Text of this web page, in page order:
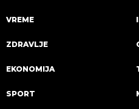
VREME
ZDRAVLJE
EKONOMIJA
SPORT